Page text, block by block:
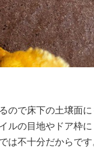
で床下の土壌面に
の目地やドア枠
不十分だからです